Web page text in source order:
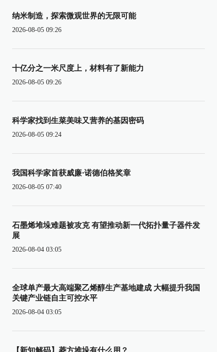
纳米制造，探索微观世界的无限可能
2026-08-05 09:26
十亿分之一米尺度上，材料有了新能力
2026-08-05 09:26
科学家找到生菜美味又营养的基因密码
2026-08-05 09:24
我国科学家首获威廉·诺德伯格奖章
2026-08-05 07:40
石墨烯堆垛难题被攻克 有望推动新一代拓扑量子器件发
展
2026-08-04 03:05
全球单产最大高端聚乙烯醇生产基地建成 大幅提升我国
关键产业链自主可控水平
2026-08-04 03:05
【新知解码】菱方堆垛有什么用？